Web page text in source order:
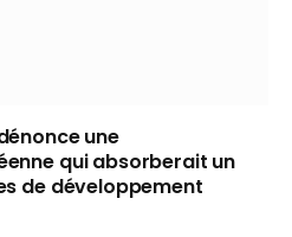
une
qui absorberait un
de développement